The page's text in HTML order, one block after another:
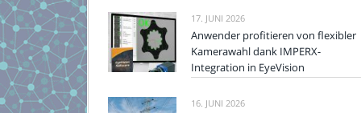
17. JUNI 2026
Anwender profitieren von flexibler
Kamerawahl dank IMPERX-
Integration in EyeVision
16. JUNI 2026